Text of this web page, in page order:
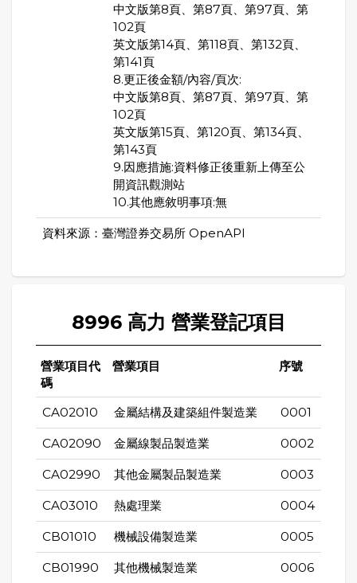
中文版第8頁、第87頁、第97頁、第
102頁
英文版第14頁、第118頁、第132頁、
第141頁
8.更正後金額/內容/頁次:
中文版第8頁、第87頁、第97頁、第
102頁
英文版第15頁、第120頁、第134頁、
第143頁
9.因應措施:資料修正後重新上傳至公
開資訊觀測站
10.其他應敘明事項:無
資料來源：臺灣證券交易所 OpenAPI
8996 高力 營業登記項目
營業項目代
碼
營業項目 序號
CA02010 金屬結構及建築組件製造業 0001
CA02090 金屬線製品製造業 0002
CA02990 其他金屬製品製造業 0003
CA03010 熱處理業 0004
CB01010 機械設備製造業 0005
CB01990 其他機械製造業 0006